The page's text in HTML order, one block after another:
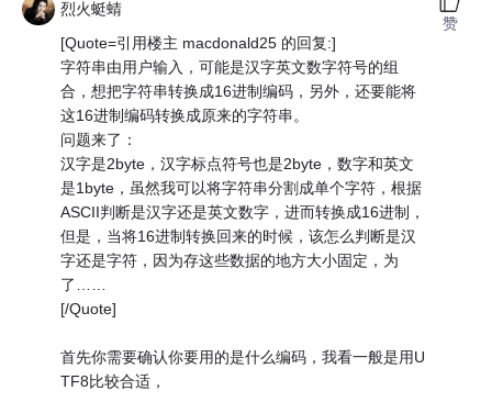
烈火蜓蜻
[Quote=引用楼主 macdonald25 的回复:]
字符串由用户输入，可能是汉字英文数字符号的组
合，想把字符串转换成16进制编码，另外，还要能将
这16进制编码转换成原来的字符串。
问题来了：
汉字是2byte，汉字标点符号也是2byte，数字和英文
是1byte，虽然我可以将字符串分割成单个字符，根据
ASCII判断是汉字还是英文数字，进而转换成16进制，
但是，当将16进制转换回来的时候，该怎么判断是汉
字还是字符，因为存这些数据的地方大小固定，为
了……
[/Quote]
首先你需要确认你要用的是什么编码，我看一般是用U
TF8比较合适，
赞